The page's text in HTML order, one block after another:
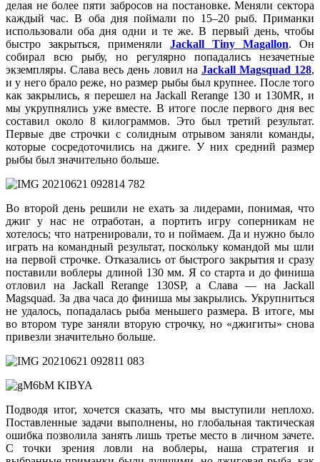
делая не более пяти забросов на постановке. Меняли сектора
каждый час. В оба дня поймали по 15–20 рыб. Приманки
использовали оба дня одни и те же. В первый день, чтобы
быстро закрыться, применяли Jackall Tiny Magallon. Он
собирал всю рыбу, но регулярно попадались незачетные
экземпляры. Слава весь день ловил на Jackall Magsquad 128,
и у него брало реже, но размер рыбы был крупнее. После того
как закрылись, я перешел на Jackall Rerange 130 и 130MR, и
мы укрупнялись уже вместе. В итоге после первого дня вес
составил около 8 килограммов. Это был третий результат.
Первые две строчки с солидным отрывом заняли команды,
которые сосредоточились на джиге. У них средний размер
рыбы был значительно больше.
Во второй день решили не ехать за лидерами, понимая, что
джиг у нас не отработан, а портить игру соперникам не
хотелось; что натренировали, то и поймаем. Да и нужно было
играть на командный результат, поскольку командой мы шли
на первой строчке. Отказались от быстрого закрытия и сразу
поставили воблеры длиной 130 мм. Я со старта и до финиша
отловил на Jackall Rerange 130SP, а Слава — на Jackall
Magsquad. За два часа до финиша мы закрылись. Укрупниться
не удалось, попадалась рыба меньшего размера. В итоге, мы
во втором туре заняли вторую строчку, но «джигиты» снова
привезли значительно больше.
Подводя итог, хочется сказать, что мы выступили неплохо.
Поставленные задачи выполнены, но глобальная тактическая
ошибка позволила занять лишь третье место в личном зачете.
С точки зрения ловли на воблеры, наша стратегия и